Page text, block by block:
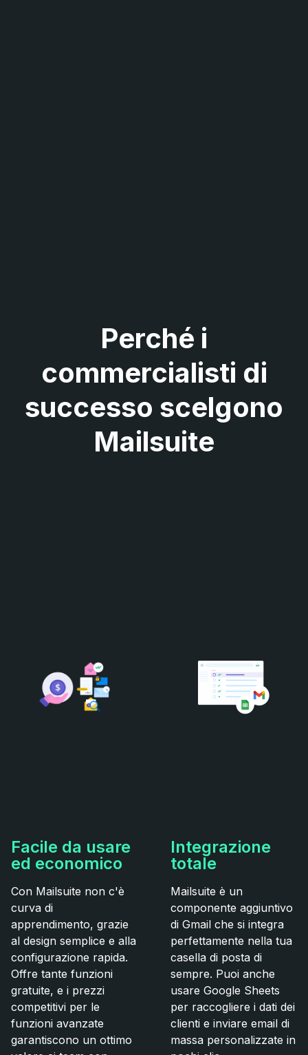
Perché i
commercialisti di
successo scelgono
Mailsuite
Facile da usare
ed economico
Con Mailsuite non c'è
curva di
apprendimento, grazie
al design semplice e alla
configurazione rapida.
Offre tante funzioni
gratuite, e i prezzi
competitivi per le
funzioni avanzate
garantiscono un ottimo
Integrazione
totale
Mailsuite è un
componente aggiuntivo
di Gmail che si integra
perfettamente nella tua
casella di posta di
sempre. Puoi anche
usare Google Sheets
per raccogliere i dati dei
clienti e inviare email di
massa personalizzate in